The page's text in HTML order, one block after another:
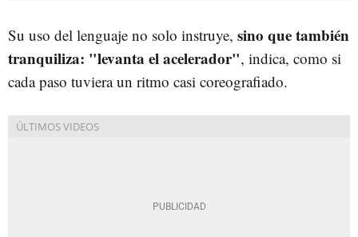
Su uso del lenguaje no solo instruye, sino que también
tranquiliza: "levanta el acelerador", indica, como si
cada paso tuviera un ritmo casi coreografiado.